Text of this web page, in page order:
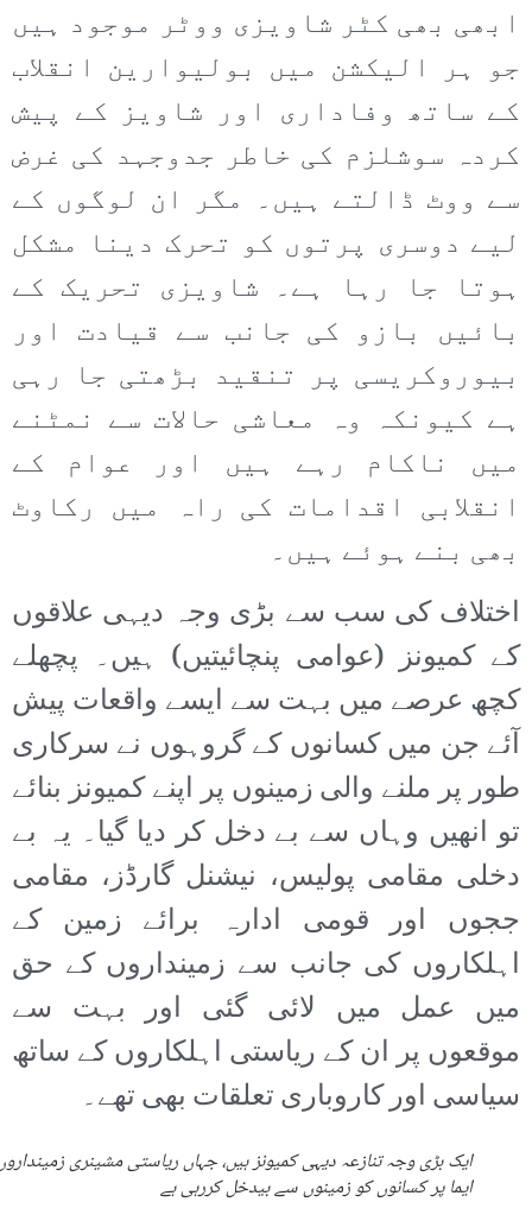
ابھی بھی کٹر شاویزی ووٹر موجود ہیں
جو ہر الیکشن میں بولیوارین انقلاب
کے ساتھ وفاداری اور شاویز کے پیش
کردہ سوشلزم کی خاطر جدوجہد کی غرض
سے ووٹ ڈالتے ہیں۔ مگر ان لوگوں کے
لیے دوسری پرتوں کو تحرک دینا مشکل
ہوتا جا رہا ہے۔ شاویزی تحریک کے
بائیں بازو کی جانب سے قیادت اور
بیوروکریسی پر تنقید بڑھتی جا رہی
ہے کیونکہ وہ معاشی حالات سے نمٹنے
میں ناکام رہے ہیں اور عوام کے
انقلابی اقدامات کی راہ میں رکاوٹ
بھی بنے ہوئے ہیں۔
اختلاف کی سب سے بڑی وجہ دیہی علاقوں
کے کمیونز (عوامی پنچائیتیں) ہیں۔ پچھلے
کچھ عرصے میں بہت سے ایسے واقعات پیش
آئے جن میں کسانوں کے گروہوں نے سرکاری
طور پر ملنے والی زمینوں پر اپنے کمیونز بنائے
تو انھیں وہاں سے بے دخل کر دیا گیا۔ یہ بے
دخلی مقامی پولیس، نیشنل گارڈز، مقامی
ججوں اور قومی ادارہ برائے زمین کے
اہلکاروں کی جانب سے زمینداروں کے حق
میں عمل میں لائی گئی اور بہت سے
موقعوں پر ان کے ریاستی اہلکاروں کے ساتھ
سیاسی اور کاروباری تعلقات بھی تھے۔
ایک بڑی وجہ تنازعہ دیہی کمیونز ہیں، جہاں ریاستی مشینری
ایما پر کسانوں کو زمینوں سے بیدخل کررہی ہے